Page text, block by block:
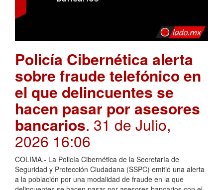
Policía Cibernética alerta
sobre fraude telefónico en
el que delincuentes se
hacen pasar por asesores
bancarios. 31 de Julio,
2026 16:06
COLIMA.- La Policía Cibernética de la Secretaría de
Seguridad y Protección Ciudadana (SSPC) emitió una alerta
a la población por una modalidad de fraude en la que